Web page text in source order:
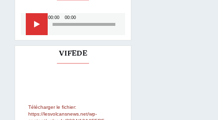
audio
00:00 00:00
VIFEDE
Télécharger le fichier:
https://lesvolcansnews.net/wp-